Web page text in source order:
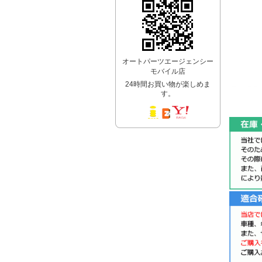
オートパーツエージェンシー
モバイル店
24時間お買い物が楽しめま
す。